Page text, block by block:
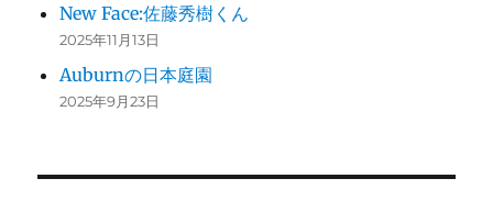
New Face:佐藤秀樹くん
2025年11月13日
Auburnの日本庭園
2025年9月23日